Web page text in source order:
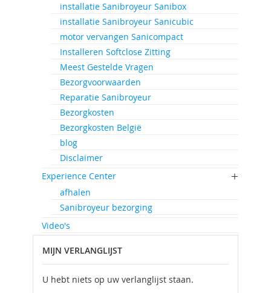
installatie Sanibroyeur Sanibox
installatie Sanibroyeur Sanicubic
motor vervangen Sanicompact
Installeren Softclose Zitting
Meest Gestelde Vragen
Bezorgvoorwaarden
Reparatie Sanibroyeur
Bezorgkosten
Bezorgkosten België
blog
Disclaimer
Experience Center
afhalen
Sanibroyeur bezorging
Video's
MIJN VERLANGLIJST
U hebt niets op uw verlanglijst staan.